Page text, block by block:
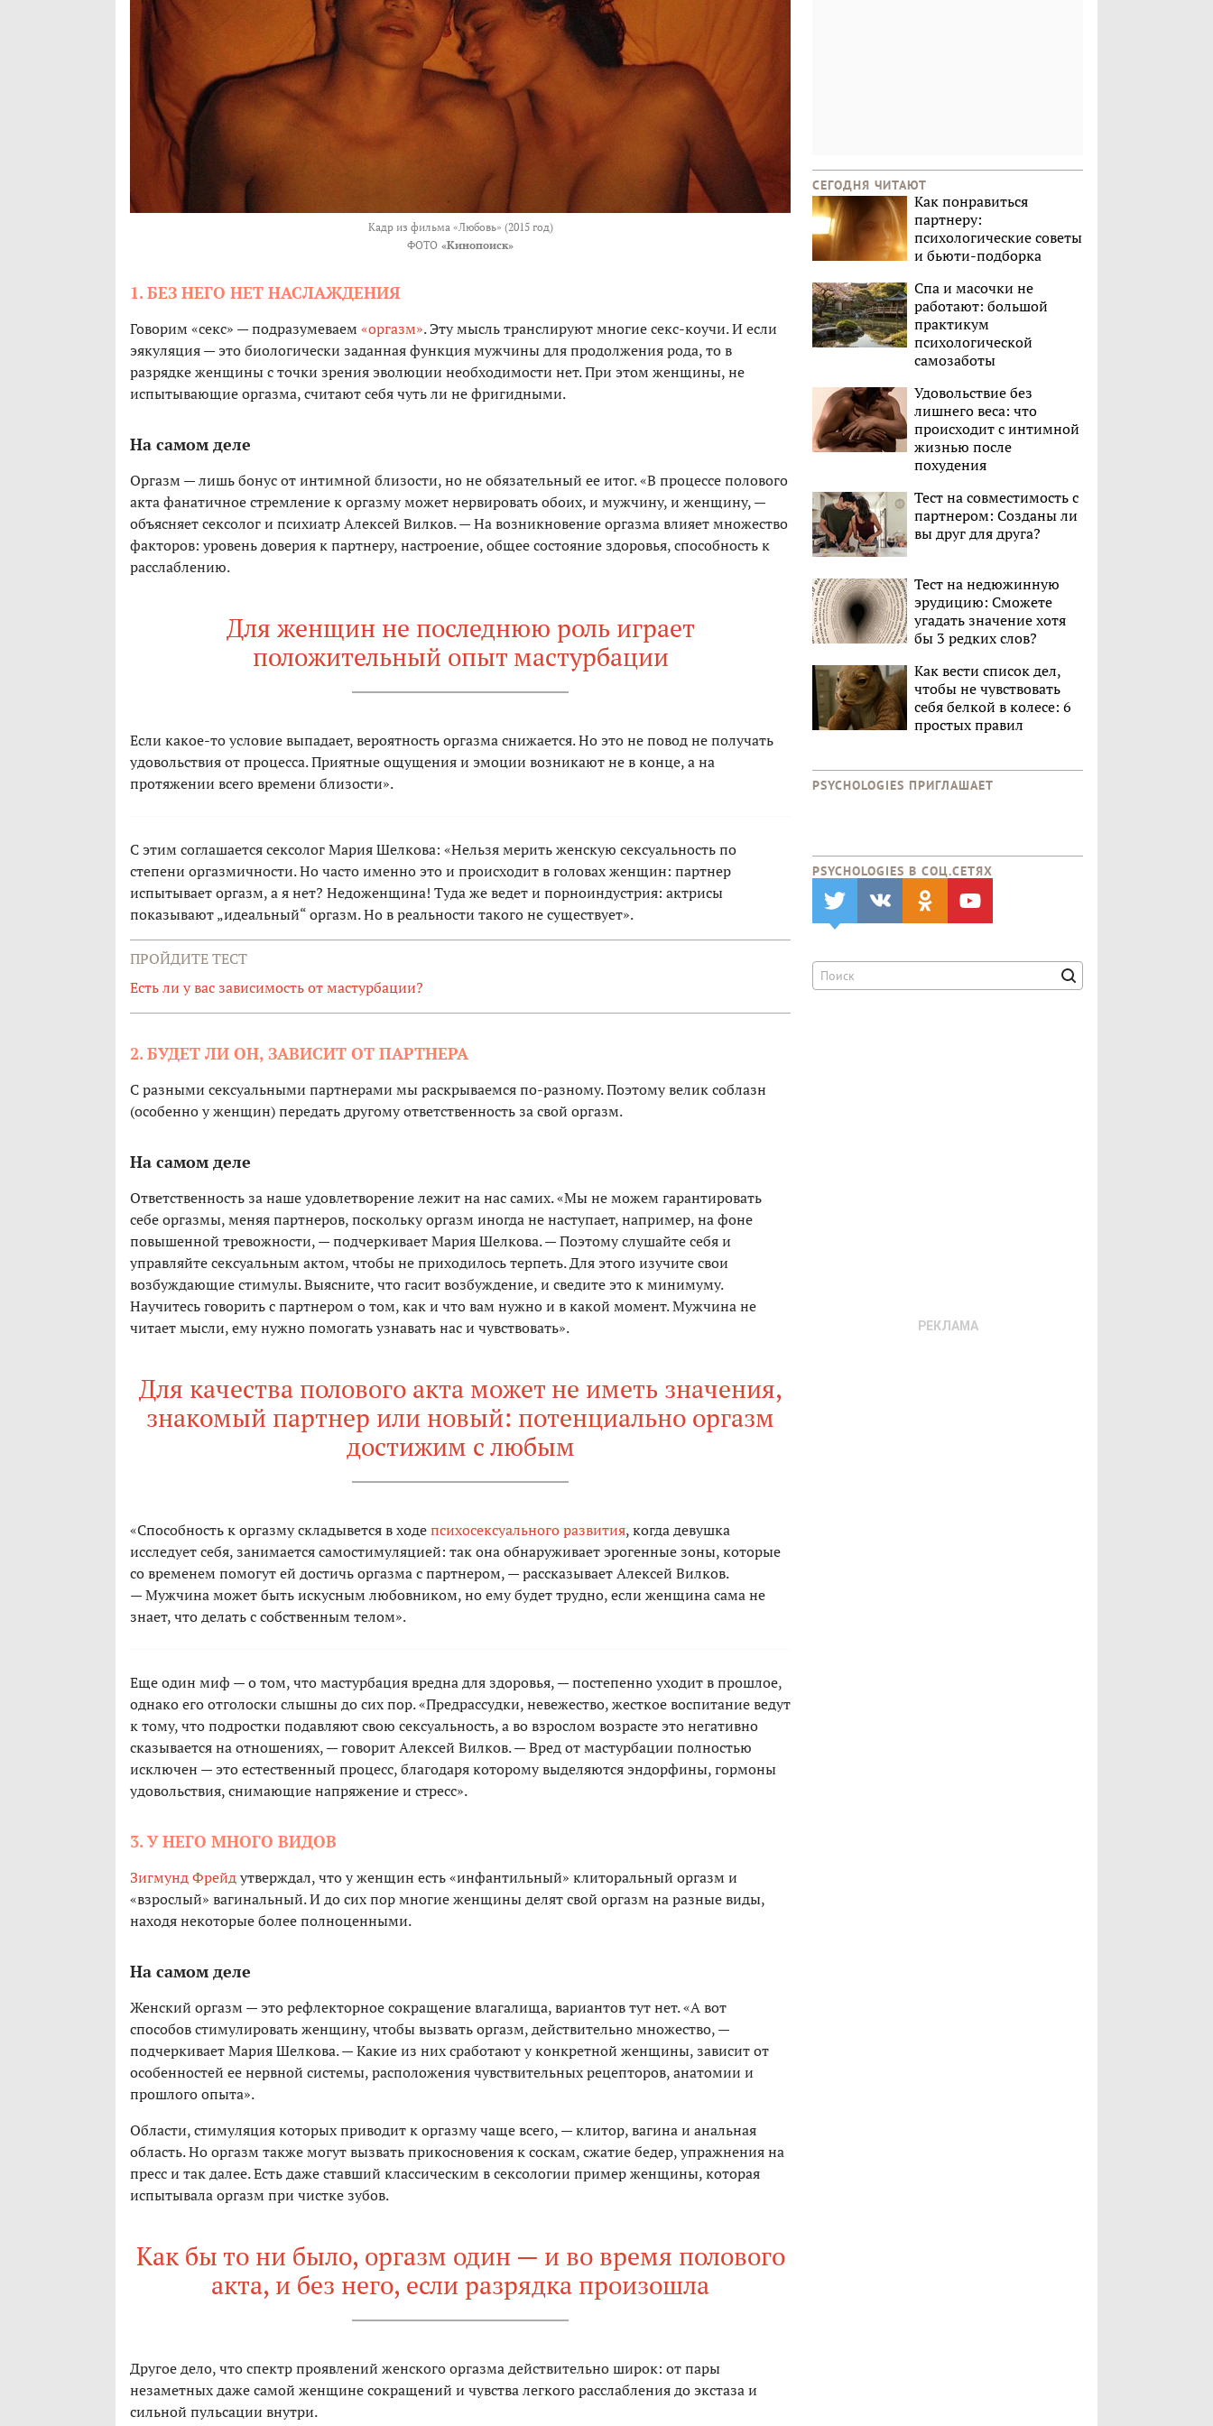
Кадр из фильма «Любовь» (2015 год)
ФОТО «Кинопоиск»
1. БЕЗ НЕГО НЕТ НАСЛАЖДЕНИЯ
Говорим «секс» — подразумеваем«оргазм». Эту мысль транслируют многие секс-коучи. И если
эякуляция — это биологически заданная функция мужчины для продолжения рода, то в
разрядке женщины с точки зрения эволюции необходимости нет. При этом женщины, не
испытывающие оргазма, считают себя чуть ли не фригидными.
На самом деле
Оргазм — лишь бонус от интимной близости, но не обязательный ее итог. «В процессе полового
акта фанатичное стремление к оргазму может нервировать обоих, и мужчину, и женщину, —
объясняет сексолог и психиатр Алексей Вилков. — На возникновение оргазма влияет множество
факторов: уровень доверия к партнеру, настроение, общее состояние здоровья, способность к
расслаблению.
Для женщин не последнюю роль играет
положительный опыт мастурбации
Если какое-то условие выпадает, вероятность оргазма снижается. Но это не повод не получать
удовольствия от процесса. Приятные ощущения и эмоции возникают не в конце, а на
протяжении всего времени близости».
С этим соглашается сексолог Мария Шелкова: «Нельзя мерить женскую сексуальность по
степени оргазмичности. Но часто именно это и происходит в головах женщин: партнер
испытывает оргазм, а я нет? Недоженщина! Туда же ведет и порноиндустрия: актрисы
показывают „идеальный“ оргазм. Но в реальности такого не существует».
ПРОЙДИТЕ ТЕСТ
Есть ли у вас зависимость от мастурбации?
2. БУДЕТ ЛИ ОН, ЗАВИСИТ ОТ ПАРТНЕРА
С разными сексуальными партнерами мы раскрываемся по-разному. Поэтому велик соблазн
(особенно у женщин) передать другому ответственность за свой оргазм.
На самом деле
Ответственность за наше удовлетворение лежит на нас самих. «Мы не можем гарантировать
себе оргазмы, меняя партнеров, поскольку оргазм иногда не наступает, например, на фоне
повышенной тревожности, — подчеркивает Мария Шелкова. — Поэтому слушайте себя и
управляйте сексуальным актом, чтобы не приходилось терпеть. Для этого изучите свои
возбуждающие стимулы. Выясните, что гасит возбуждение, и сведите это к минимуму.
Научитесь говорить с партнером о том, как и что вам нужно и в какой момент. Мужчина не
читает мысли, ему нужно помогать узнавать нас и чувствовать».
Для качества полового акта может не иметь значения,
знакомый партнер или новый: потенциально оргазм
достижим с любым
«Способность к оргазму складывется в ходепсихосексуального развития, когда девушка
исследует себя, занимается самостимуляцией: так она обнаруживает эрогенные зоны, которые
со временем помогут ей достичь оргазма с партнером, — рассказывает Алексей Вилков.
— Мужчина может быть искусным любовником, но ему будет трудно, если женщина сама не
знает, что делать с собственным телом».
Еще один миф — о том, что мастурбация вредна для здоровья, — постепенно уходит в прошлое,
однако его отголоски слышны до сих пор. «Предрассудки, невежество, жесткое воспитание ведут
к тому, что подростки подавляют свою сексуальность, а во взрослом возрасте это негативно
сказывается на отношениях, — говорит Алексей Вилков. — Вред от мастурбации полностью
исключен — это естественный процесс, благодаря которому выделяются эндорфины, гормоны
удовольствия, снимающие напряжение и стресс».
3. У НЕГО МНОГО ВИДОВ
Зигмунд Фрейдутверждал, что у женщин есть «инфантильный» клиторальный оргазм и
«взрослый» вагинальный. И до сих пор многие женщины делят свой оргазм на разные виды,
находя некоторые более полноценными.
На самом деле
Женский оргазм — это рефлекторное сокращение влагалища, вариантов тут нет. «А вот
способов стимулировать женщину, чтобы вызвать оргазм, действительно множество, —
подчеркивает Мария Шелкова. — Какие из них сработают у конкретной женщины, зависит от
особенностей ее нервной системы, расположения чувствительных рецепторов, анатомии и
прошлого опыта».
Области, стимуляция которых приводит к оргазму чаще всего, — клитор, вагина и анальная
область. Но оргазм также могут вызвать прикосновения к соскам, сжатие бедер, упражнения на
пресс и так далее. Есть даже ставший классическим в сексологии пример женщины, которая
испытывала оргазм при чистке зубов.
Как бы то ни было, оргазм один — и во время полового
акта, и без него, если разрядка произошла
Другое дело, что спектр проявлений женского оргазма действительно широк: от пары
незаметных даже самой женщине сокращений и чувства легкого расслабления до экстаза и
сильной пульсации внутри.
СЕГОДНЯ ЧИТАЮТ
Как понравиться
партнеру:
психологические советы
и бьюти-подборка
Спа и масочки не
работают: большой
практикум
психологической
самозаботы
Удовольствие без
лишнего веса: что
происходит с интимной
жизнью после
похудения
Тест на совместимость с
партнером: Созданы ли
вы друг для друга?
Тест на недюжинную
эрудицию: Сможете
угадать значение хотя
бы 3 редких слов?
Как вести список дел,
чтобы не чувствовать
себя белкой в колесе: 6
простых правил
PSYCHOLOGIES ПРИГЛАШАЕТ
PSYCHOLOGIES В CОЦ.СЕТЯХ